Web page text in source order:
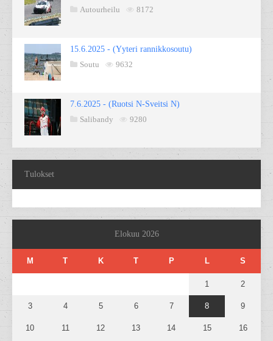
Autourheilu
8172
15.6.2025 - (Yyteri rannikkosoutu)
Soutu
9632
7.6.2025 - (Ruotsi N-Sveitsi N)
Salibandy
9280
Tulokset
Elokuu 2026
M T K T P L S
1 2
3 4 5 6 7 8 9
10 11 12 13 14 15 16